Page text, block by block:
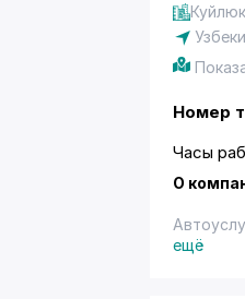
Номер
Часы
О
ещё